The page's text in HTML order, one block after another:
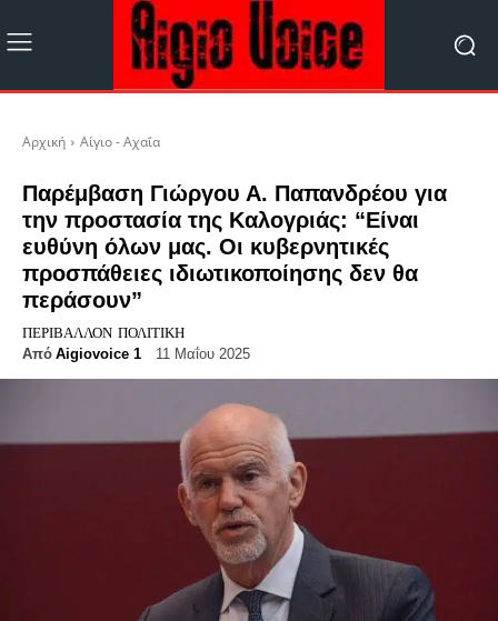
Αρχική Αίγιο - Αχαΐα
Παρέμβαση Γιώργου Α. Παπανδρέου για
την προστασία της Καλογριάς: “Είναι
ευθύνη όλων μας. Οι κυβερνητικές
προσπάθειες ιδιωτικοποίησης δεν θα
περάσουν”
ΠΕΡΙΒΆΛΛΟΝ ΠΟΛΙΤΙΚΉ
Από Aigiovoice 1 11 Μαΐου 2025